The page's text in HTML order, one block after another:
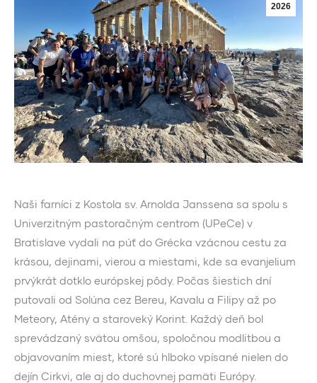
2026
Naši farníci z Kostola sv. Arnolda Janssena sa spolu s
Univerzitným pastoračným centrom (UPeCe) v
Bratislave vydali na púť do Grécka vzácnou cestu za
krásou, dejinami, vierou a miestami, kde sa evanjelium
prvýkrát dotklo európskej pôdy. Počas šiestich dní
putovali od Solúna cez Bereu, Kavalu a Filipy až po
Meteory, Atény a staroveký Korint. Každý deň bol
sprevádzaný svätou omšou, spoločnou modlitbou a
objavovaním miest, ktoré sú hlboko vpísané nielen do
dejín Cirkvi, ale aj do duchovnej pamäti Európy.